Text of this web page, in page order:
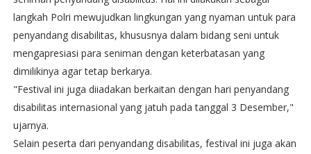
langkah Polri mewujudkan lingkungan yang nyaman untuk para
penyandang disabilitas, khususnya dalam bidang seni untuk
mengapresiasi para seniman dengan keterbatasan yang
dimilikinya agar tetap berkarya.
"Festival ini juga diiadakan berkaitan dengan hari penyandang
disabilitas internasional yang jatuh pada tanggal 3 Desember,"
ujarnya.
Selain peserta dari penyandang disabilitas, festival ini juga akan